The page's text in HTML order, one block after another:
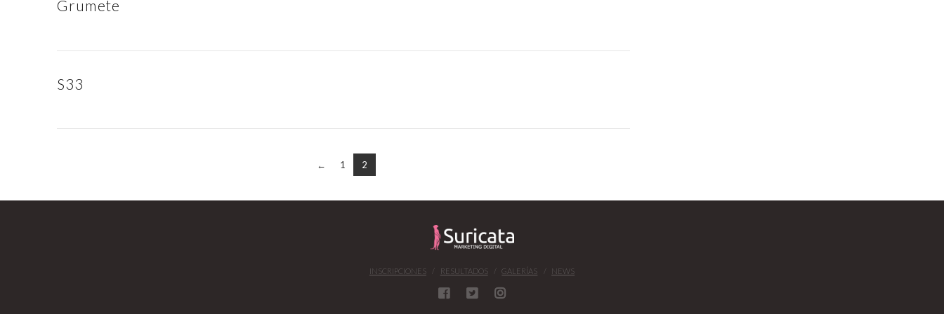
Grumete
S33
← 1 2
INSCRIPCIONES RESULTADOS GALERÍAS NEWS